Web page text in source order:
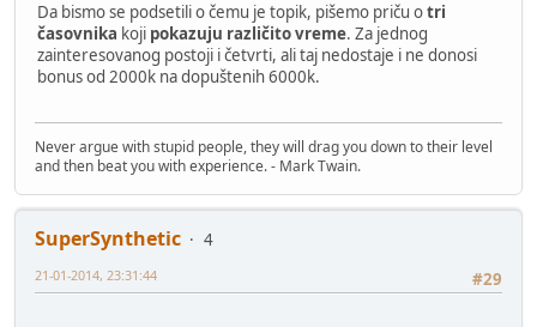
Da bismo se podsetili o čemu je topik, pišemo priču otri
časovnika koji pokazuju različito vreme. Za jednog
zainteresovanog postoji i četvrti, ali taj nedostaje i ne donosi
bonus od 2000k na dopuštenih 6000k.
Never argue with stupid people, they will drag you down to their level
and then beat you with experience. - Mark Twain.
SuperSynthetic
4
#29
21-01-2014, 23:31:44